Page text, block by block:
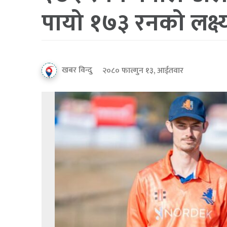
पायो १७३ रनको
खबर विन्दु २०८० फाल्गुन १३, आईतवार